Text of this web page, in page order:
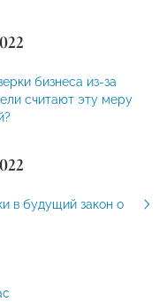
бизнеса из-за
считают эту меру
в будущий закон о